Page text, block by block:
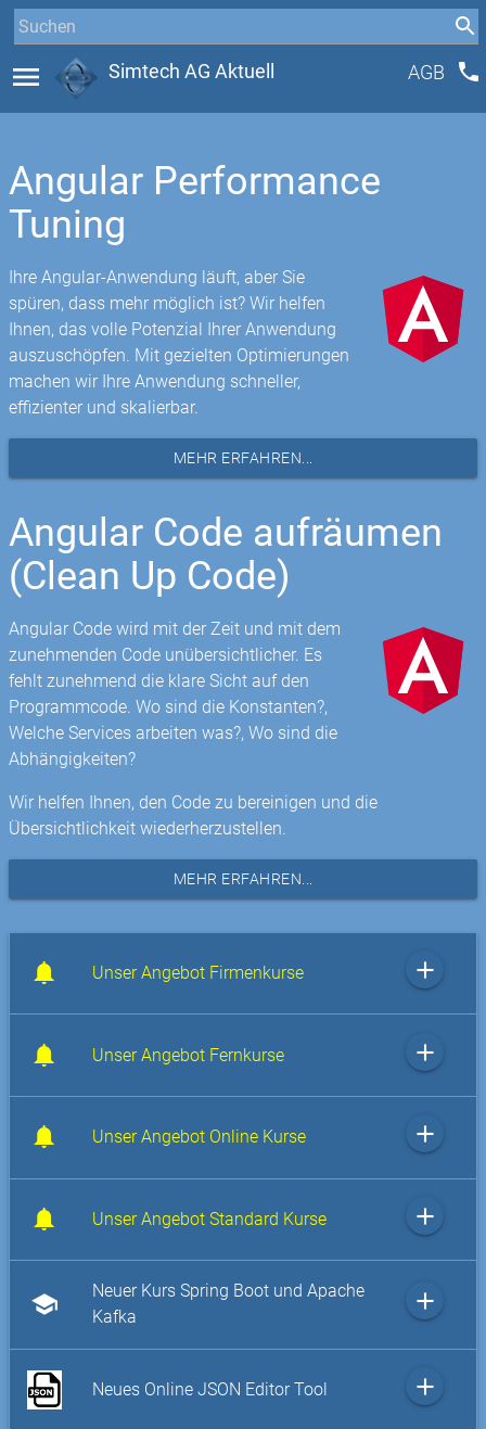
menu Simtech AG Aktuell AGB phone
Angular Performance
Tuning
Ihre Angular-Anwendung läuft, aber Sie
spüren, dass mehr möglich ist? Wir helfen
Ihnen, das volle Potenzial Ihrer Anwendung
auszuschöpfen. Mit gezielten Optimierungen
machen wir Ihre Anwendung schneller,
effizienter und skalierbar.
MEHR ERFAHREN...
Angular Code aufräumen
(Clean Up Code)
Angular Code wird mit der Zeit und mit dem
zunehmenden Code unübersichtlicher. Es
fehlt zunehmend die klare Sicht auf den
Programmcode. Wo sind die Konstanten?,
Welche Services arbeiten was?, Wo sind die
Abhängigkeiten?
Wir helfen Ihnen, den Code zu bereinigen und die
Übersichtlichkeit wiederherzustellen.
MEHR ERFAHREN...
Unser Angebot Firmenkurse add
Unser Angebot Fernkurse add
Unser Angebot Online Kurse add
Unser Angebot Standard Kurse add
school
Neuer Kurs Spring Boot und Apache
Kafka
add
Neues Online JSON Editor Tool add